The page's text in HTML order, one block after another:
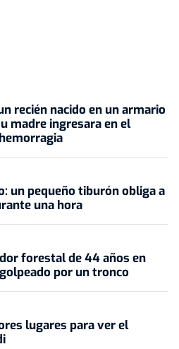
recién nacido en un armario
madre ingresara en el
un pequeño tiburón obliga a
una hora
forestal de 44 años en
por un tronco
lugares para ver el